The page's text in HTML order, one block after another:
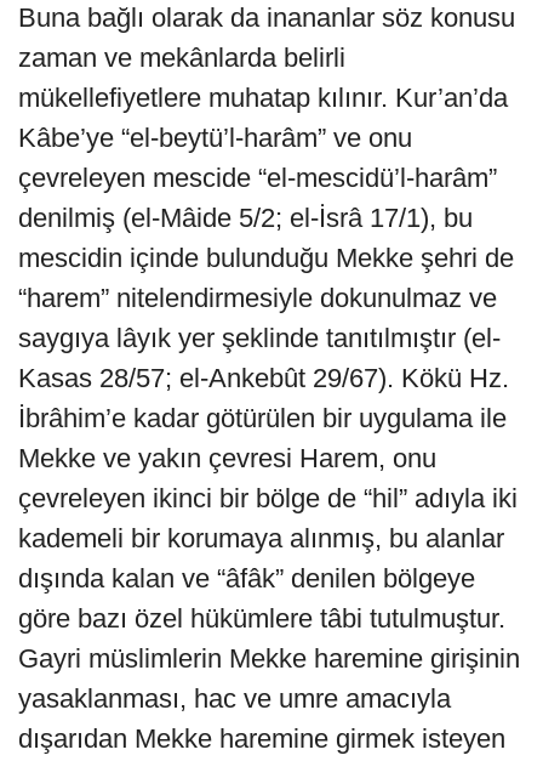
Buna bağlı olarak da inananlar söz konusu
zaman ve mekânlarda belirli
mükellefiyetlere muhatap kılınır. Kur’an’da
Kâbe’ye “el-beytü’l-harâm” ve onu
çevreleyen mescide “el-mescidü’l-harâm”
denilmiş (el-Mâide 5/2; el-İsrâ 17/1), bu
mescidin içinde bulunduğu Mekke şehri de
“harem” nitelendirmesiyle dokunulmaz ve
saygıya lâyık yer şeklinde tanıtılmıştır (el-
Kasas 28/57; el-Ankebût 29/67). Kökü Hz.
İbrâhim’e kadar götürülen bir uygulama ile
Mekke ve yakın çevresi Harem, onu
çevreleyen ikinci bir bölge de “hil” adıyla iki
kademeli bir korumaya alınmış, bu alanlar
dışında kalan ve “âfâk” denilen bölgeye
göre bazı özel hükümlere tâbi tutulmuştur.
Gayri müslimlerin Mekke haremine girişinin
yasaklanması, hac ve umre amacıyla
dışarıdan Mekke haremine girmek isteyen